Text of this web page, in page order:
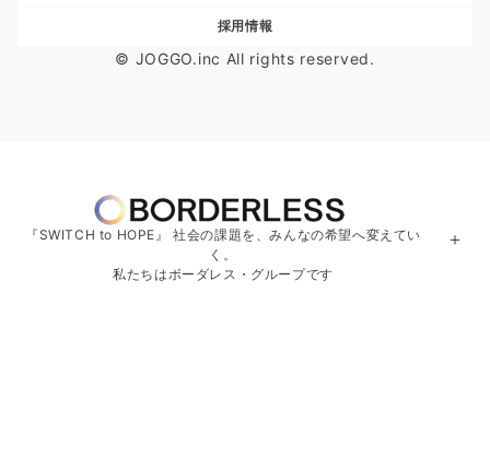
採用情報
© JOGGO.inc All rights reserved.
『SWITCH to HOPE』 社会の課題を、みんなの希望へ変えてい
く。
私たちはボーダレス・グループです
＋